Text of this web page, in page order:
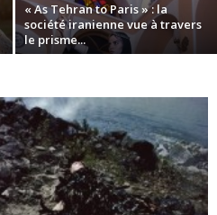
« As Tehran to Paris » : la
société iranienne vue à travers
le prisme...